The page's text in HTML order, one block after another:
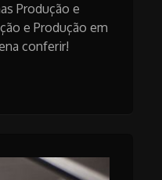
Produção e
e Produção em
conferir!